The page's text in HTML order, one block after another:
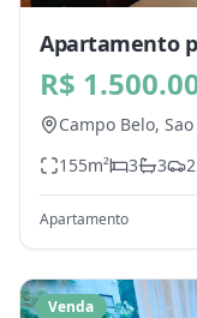
Apartamento
Sao Paulo - SP
R$
Campo Belo,
155m² 3 3 2
Apartamento
Venda